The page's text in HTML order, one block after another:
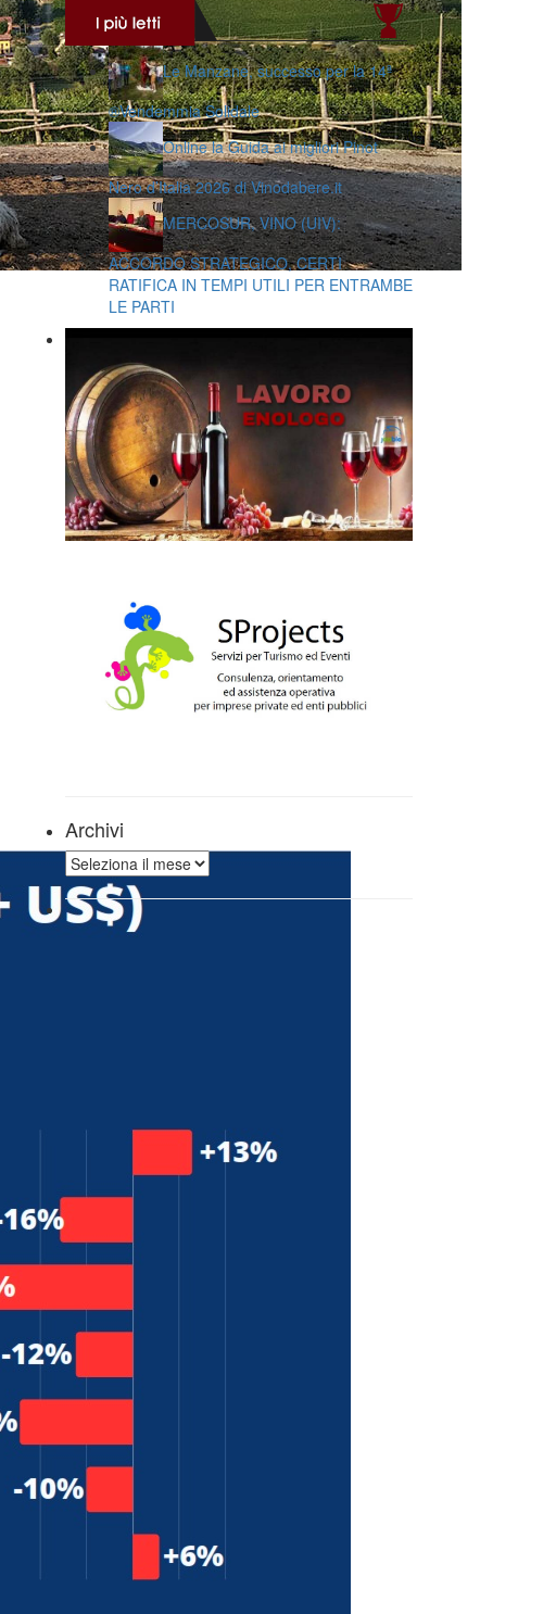
Le Manzane, successo per la 14ª
®️Vendemmia Solidale
Online la Guida ai migliori Pinot
Nero d’Italia 2026 di Vinodabere.it
MERCOSUR, VINO (UIV):
ACCORDO STRATEGICO, CERTI
RATIFICA IN TEMPI UTILI PER ENTRAMBE
LE PARTI
Archivi
Archivi